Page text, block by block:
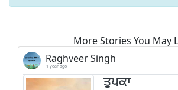
More Stories You May
Raghveer Singh
1 year ago
ਤੁਪਕਾ